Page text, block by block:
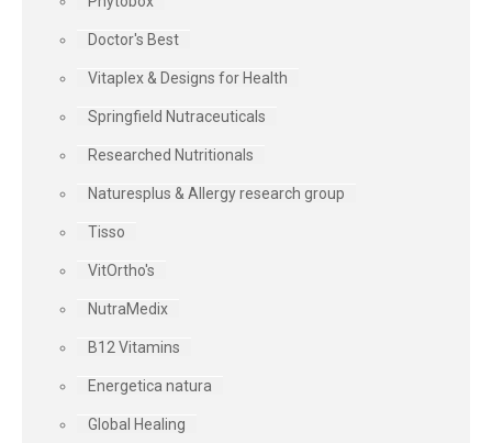
Doctor's Best
Vitaplex & Designs for Health
Springfield Nutraceuticals
Researched Nutritionals
Naturesplus & Allergy research group
Tisso
VitOrtho's
NutraMedix
B12 Vitamins
Energetica natura
Global Healing